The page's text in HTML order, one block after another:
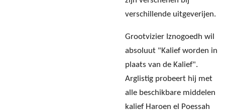
verschillende uitgeverijen.
Grootvizier Iznogoedh wil
absoluut "Kalief worden in
plaats van de Kalief".
Arglistig probeert hij met
alle beschikbare middelen
kalief Haroen el Poessah